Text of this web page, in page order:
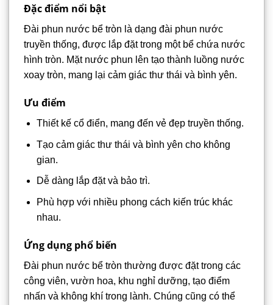
Đặc điểm nổi bật
Đài phun nước bể tròn là dạng đài phun nước
truyền thống, được lắp đặt trong một bể chứa nước
hình tròn. Mặt nước phun lên tạo thành luồng nước
xoay tròn, mang lại cảm giác thư thái và bình yên.
Ưu điểm
Thiết kế cổ điển, mang đến vẻ đẹp truyền thống.
Tạo cảm giác thư thái và bình yên cho không
gian.
Dễ dàng lắp đặt và bảo trì.
Phù hợp với nhiều phong cách kiến trúc khác
nhau.
Ứng dụng phổ biến
Đài phun nước bể tròn thường được đặt trong các
công viên, vườn hoa, khu nghỉ dưỡng, tạo điểm
nhấn và không khí trong lành. Chúng cũng có thể